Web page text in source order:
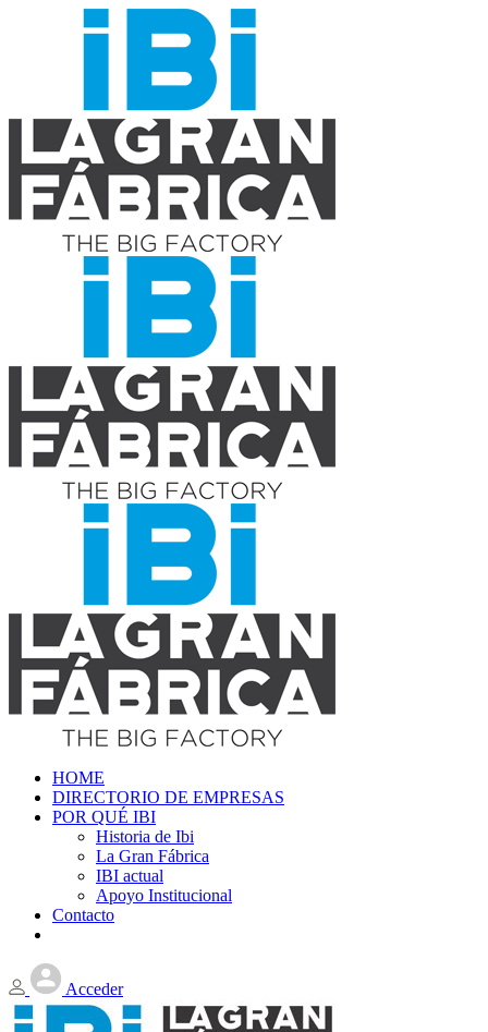
HOME
DIRECTORIO DE EMPRESAS
POR QUÉ IBI
Historia de Ibi
La Gran Fábrica
IBI actual
Apoyo Institucional
Contacto
Acceder